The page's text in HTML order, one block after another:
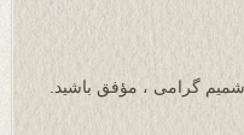
شمیم گرامی ، مؤفق باشید.